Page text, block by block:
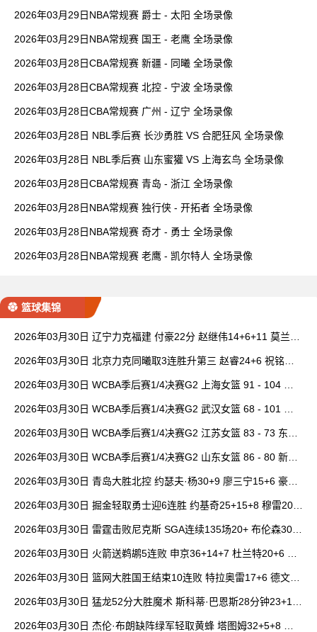
2026年03月29日NBA常规赛 爵士 - 太阳 全场录像
2026年03月29日NBA常规赛 国王 - 老鹰 全场录像
2026年03月28日CBA常规赛 新疆 - 同曦 全场录像
2026年03月28日CBA常规赛 北控 - 宁波 全场录像
2026年03月28日CBA常规赛 广州 - 辽宁 全场录像
2026年03月28日 NBL季后赛 长沙勇胜 VS 合肥狂风 全场录像
2026年03月28日 NBL季后赛 山东蜜獾 VS 上海玄鸟 全场录像
2026年03月28日CBA常规赛 青岛 - 浙江 全场录像
2026年03月28日NBA常规赛 独行侠 - 开拓者 全场录像
2026年03月28日NBA常规赛 奇才 - 勇士 全场录像
2026年03月28日NBA常规赛 老鹰 - 凯尔特人 全场录像
篮球集锦
2026年03月30日 辽宁力克福建 付豪22分 赵继伟14+6+11 莫兰德
2026年03月30日 北京力克同曦取3连胜升第三 赵睿24+6 祝铭震1
2026年03月30日 WCBA季后赛1/4决赛G2 上海女篮 91 - 104 四
2026年03月30日 WCBA季后赛1/4决赛G2 武汉女篮 68 - 101 山
2026年03月30日 WCBA季后赛1/4决赛G2 江苏女篮 83 - 73 东莞
2026年03月30日 WCBA季后赛1/4决赛G2 山东女篮 86 - 80 新疆
2026年03月30日 青岛大胜北控 约瑟夫·杨30+9 廖三宁15+6 豪斯
2026年03月30日 掘金轻取勇士迎6连胜 约基奇25+15+8 穆雷20+
2026年03月30日 雷霆击败尼克斯 SGA连续135场20+ 布伦森30分
2026年03月30日 火箭送鹈鹕5连败 申京36+14+7 杜兰特20+6 锡
2026年03月30日 篮网大胜国王结束10连败 特拉奥雷17+6 德文·
2026年03月30日 猛龙52分大胜魔术 斯科蒂·巴恩斯28分钟23+15
2026年03月30日 杰伦·布朗缺阵绿军轻取黄蜂 塔图姆32+5+8 普